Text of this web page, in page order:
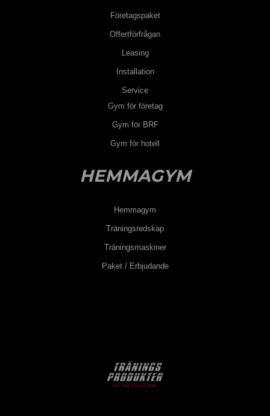
Företagspaket
Offertförfrågan
Leasing
Installation
Service
Gym för företag
Gym för BRF
Gym för hotell
HEMMAGYM
Hemmagym
Träningsredskap
Träningsmaskiner
Paket / Erbjudande